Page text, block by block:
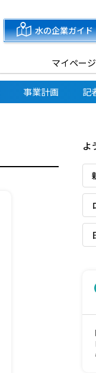
水の企業ガイド
マイページ
事業計画 記
よ